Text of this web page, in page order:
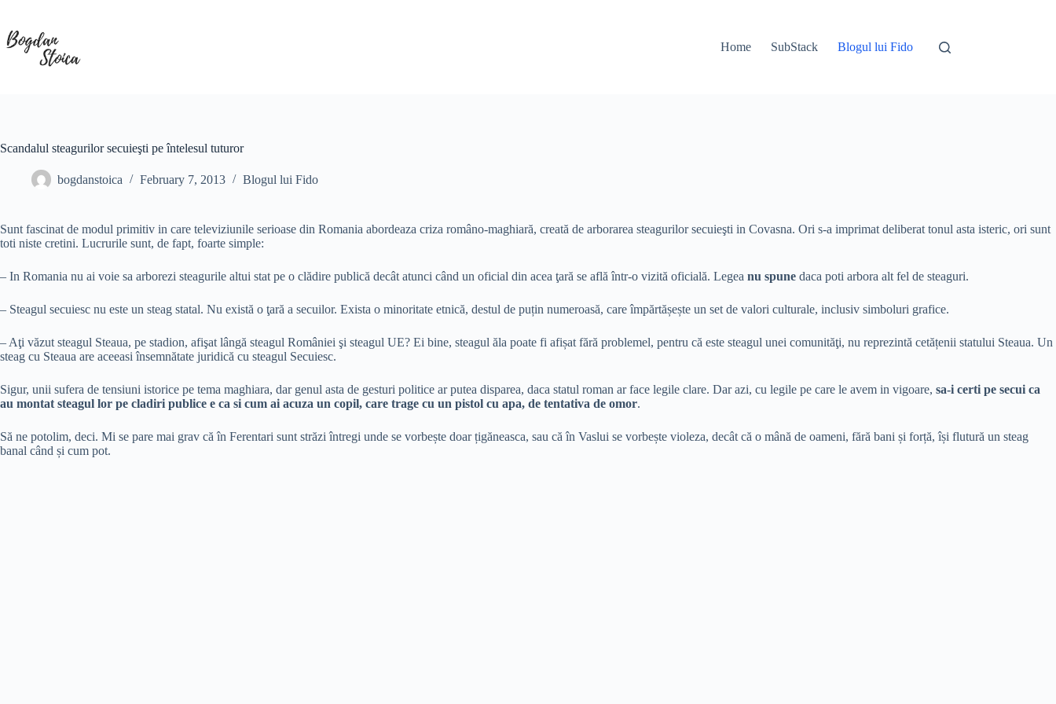
content
Home
SubStack Blogul lui Fido
Scandalul steagurilor secuieşti pe întelesul tuturor
bogdanstoica February 7, 2013 Blogul lui Fido
Sunt fascinat de modul primitiv in care televiziunile serioase din Romania abordeaza criza româno-maghiară, creată de arborarea steagurilor secuieşti in Covasna. Ori s-a imprimat deliberat tonul asta isteric, ori sunt
toti niste cretini. Lucrurile sunt, de fapt, foarte simple:
– In Romania nu ai voie sa arborezi steagurile altui stat pe o clădire publică decât atunci când un oficial din acea ţară se află într-o vizită oficială. Legea nu spune daca poti arbora alt fel de steaguri.
– Steagul secuiesc nu este un steag statal. Nu există o ţară a secuilor. Exista o minoritate etnică, destul de puțin numeroasă, care împărtășește un set de valori culturale, inclusiv simboluri grafice.
– Aţi văzut steagul Steaua, pe stadion, afişat lângă steagul României şi steagul UE? Ei bine, steagul ăla poate fi afișat fără problemel, pentru că este steagul unei comunităţi, nu reprezintă cetățenii statului Steaua. Un
steag cu Steaua are aceeasi însemnătate juridică cu steagul Secuiesc.
Sigur, unii sufera de tensiuni istorice pe tema maghiara, dar genul asta de gesturi politice ar putea disparea, daca statul roman ar face legile clare. Dar azi, cu legile pe care le avem in vigoare, sa-i certi pe secui ca
au montat steagul lor pe cladiri publice e ca si cum ai acuza un copil, care trage cu un pistol cu apa, de tentativa de omor.
Să ne potolim, deci. Mi se pare mai grav că în Ferentari sunt străzi întregi unde se vorbește doar țigăneasca, sau că în Vaslui se vorbește violeza, decât că o mână de oameni, fără bani și forță, își flutură un steag
banal când și cum pot.